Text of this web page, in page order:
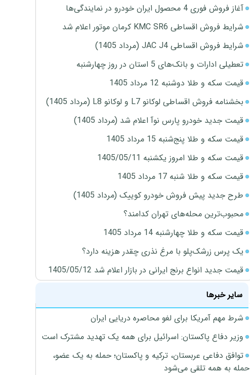
آغاز فروش فوری 4 محصول ایران خودرو در نمایندگی‌ها
شرایط فروش اقساطی KMC SR6 کرمان موتور اعلام شد
شرایط فروش اقساطی JAC J4 (مرداد 1405)
تعطیلی ادارات و بانک‌های 5 استان در روز چهارشنبه
قیمت سکه و طلا دوشنبه 12 مرداد 1405
بخشنامه فروش اقساطی لوکانو L7 و لوکانو L8 (مرداد 1405)
قیمت جدید خودرو پارس نوآ اعلام شد (مرداد 1405)
قیمت سکه و طلا پنج‌شنبه 15 مرداد 1405
قیمت سکه و طلا امروز یکشنبه 1405/05/11
قیمت سکه و طلا شنبه 17 مرداد 1405
طرح جدید پیش فروش خودرو کوییک (مرداد 1405)
محبوب‌ترین محله‌های تهران کدامند؟
قیمت سکه و طلا چهارشنبه 14 مرداد 1405
یک پرس زرشک‌پلو با مرغ نذری چقدر هزینه دارد؟
قیمت جدید انواع برنج ایرانی در بازار اعلام شد 1405/05/12
سایر خبرها
شرط مهم آمریکا برای لغو محاصره دریایی ایران
وزیر دفاع پاکستان: اسرائیل برای همه یک تهدید مشترک است
توافق دفاعی عربستان، ترکیه و پاکستان؛ حمله به یک عضو،
حمله به همه تلقی می‌شود